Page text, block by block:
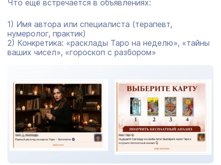
Что ещё встречается в объявлениях:
1) Имя автора или специалиста (терапевт,
нумеролог, практик)
2) Конкретика: «расклады Таро на неделю», «тайны
ваших чисел», «гороскоп с разбором»